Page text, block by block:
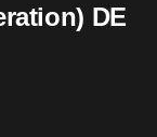
DE